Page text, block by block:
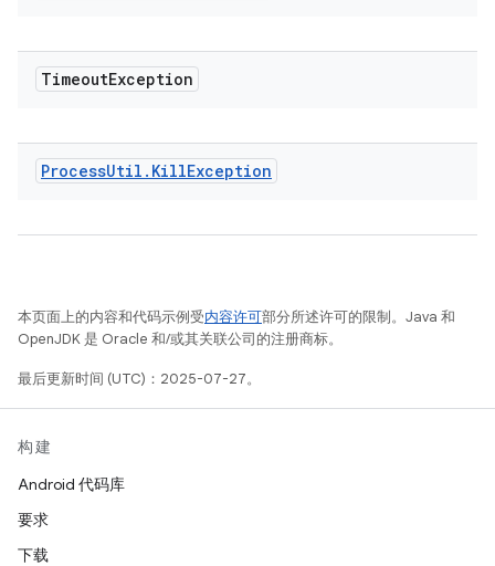
TimeoutException
ProcessUtil . KillException
本页面上的内容和代码示例受内容许可部分所述许可的限制。Java 和
OpenJDK 是 Oracle 和/或其关联公司的注册商标。
最后更新时间 (UTC)：2025-07-27。
构建
Android 代码库
要求
下载